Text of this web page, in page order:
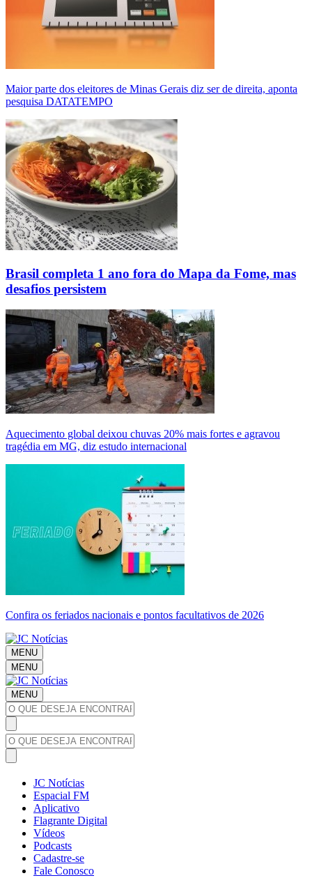
Maior parte dos eleitores de Minas Gerais diz ser de direita, aponta
pesquisa DATATEMPO
Brasil completa 1 ano fora do Mapa da Fome, mas
desafios persistem
Aquecimento global deixou chuvas 20% mais fortes e agravou
tragédia em MG, diz estudo internacional
Confira os feriados nacionais e pontos facultativos de 2026
MENU
MENU
MENU
JC Notícias
Espacial FM
Aplicativo
Flagrante Digital
Vídeos
Podcasts
Cadastre-se
Fale Conosco